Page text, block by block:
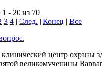
- 20 из 70
3 4 След. Конец
Все
центр охраны
великомученицы